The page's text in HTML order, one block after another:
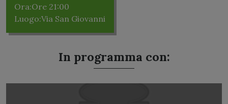
Ora:Ore 21:00
Luogo:Via San Giovanni
In programma con: